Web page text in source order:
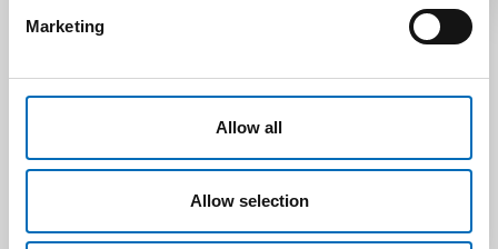
Marketing
Allow all
Allow selection
PI280-21M
• Rugós csillapítás csontos termékekhez
• Szűrő páclékocsihoz